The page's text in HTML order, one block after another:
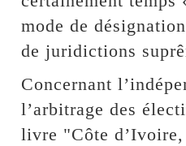
mode de
de juridictions
Concernant
l’arbitrage des
livre "Côte d’Ivoire,